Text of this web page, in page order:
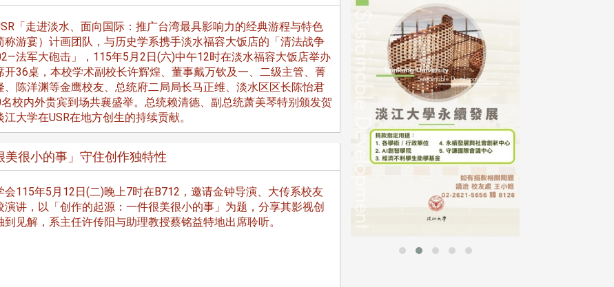
「走进淡水、面向国际：推广台湾最具影响力的经典游程与特色
称游宴）计画团队，与历史学系携手淡水福容大饭店的「清法战争
法军大砲击」，115年5月2日(六)中午12时在淡水福容大饭店举办
开36桌，本校学术副校长许辉煌、董事戴万钦及一、二级主管、菁
、陈洋渊等金鹰校友、总统府二局局长马正维、淡水区区长陈怡君
校内外贵宾到场共襄盛举。总统赖清德、副总统萧美琴特别颁发贺
江大学在USR在地方创生的持续贡献。
很小的事」守住创作独特性
会115年5月12日(二)晚上7时在B712，邀请金钟导演、大传系校友
演讲，以「创作的起源：一件很美很小的事」为题，分享其影视创
到见解，系主任许传阳与助理教授蔡铭益特地出席聆听。